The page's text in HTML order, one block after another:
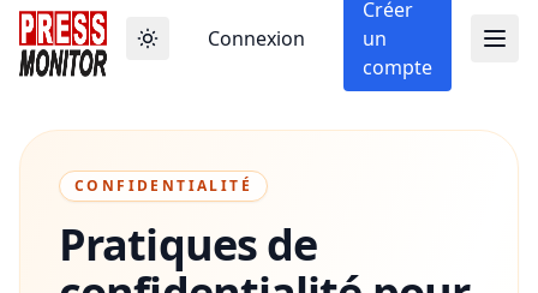
Connexion
Créer
un
compte
CONFIDENTIALITÉ
Pratiques de